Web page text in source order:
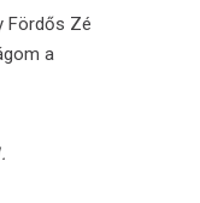
Fördős Zé
a